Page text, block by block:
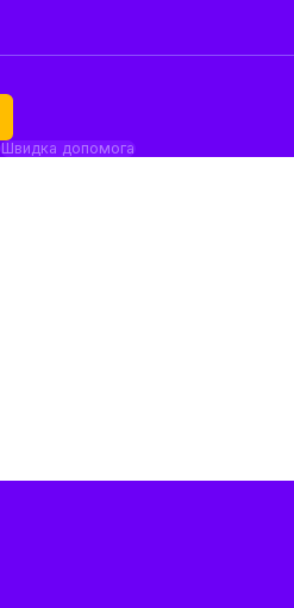
Швидка допомога